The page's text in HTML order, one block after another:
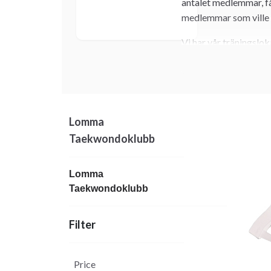
medlemmar som ville
Vi har vår
Självklart får ni
Har du barn under
Ni anmäler Er
Lomma
Taekwondoklubb
Lomma
Taekwondoklubb
Filter
Price